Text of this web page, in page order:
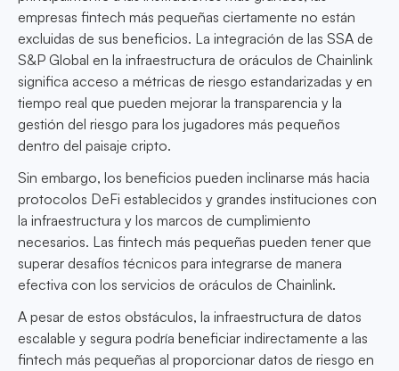
empresas fintech más pequeñas ciertamente no están
excluidas de sus beneficios. La integración de las SSA de
S&P Global en la infraestructura de oráculos de Chainlink
significa acceso a métricas de riesgo estandarizadas y en
tiempo real que pueden mejorar la transparencia y la
gestión del riesgo para los jugadores más pequeños
dentro del paisaje cripto.
Sin embargo, los beneficios pueden inclinarse más hacia
protocolos DeFi establecidos y grandes instituciones con
la infraestructura y los marcos de cumplimiento
necesarios. Las fintech más pequeñas pueden tener que
superar desafíos técnicos para integrarse de manera
efectiva con los servicios de oráculos de Chainlink.
A pesar de estos obstáculos, la infraestructura de datos
escalable y segura podría beneficiar indirectamente a las
fintech más pequeñas al proporcionar datos de riesgo en